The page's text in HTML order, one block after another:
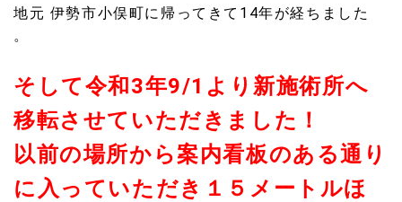
相談ください！
（金）～8月16日（水）終日休診 8月17日（木）から通常
通り診療を行います 患者様にはご不便をおかけいたします
が ご理解のほどよろしくお願いいたします
2023.04.19
GWの診療について 4/29（土）終日休診 4/30(日) 終日休
地元 伊勢市小俣町に帰ってきて14年が経ちました
。
そして令和3年9/1より新施術所へ
移転させていただきました！
以前の場所から案内看板のある通り
に入っていただき１５メートルほ